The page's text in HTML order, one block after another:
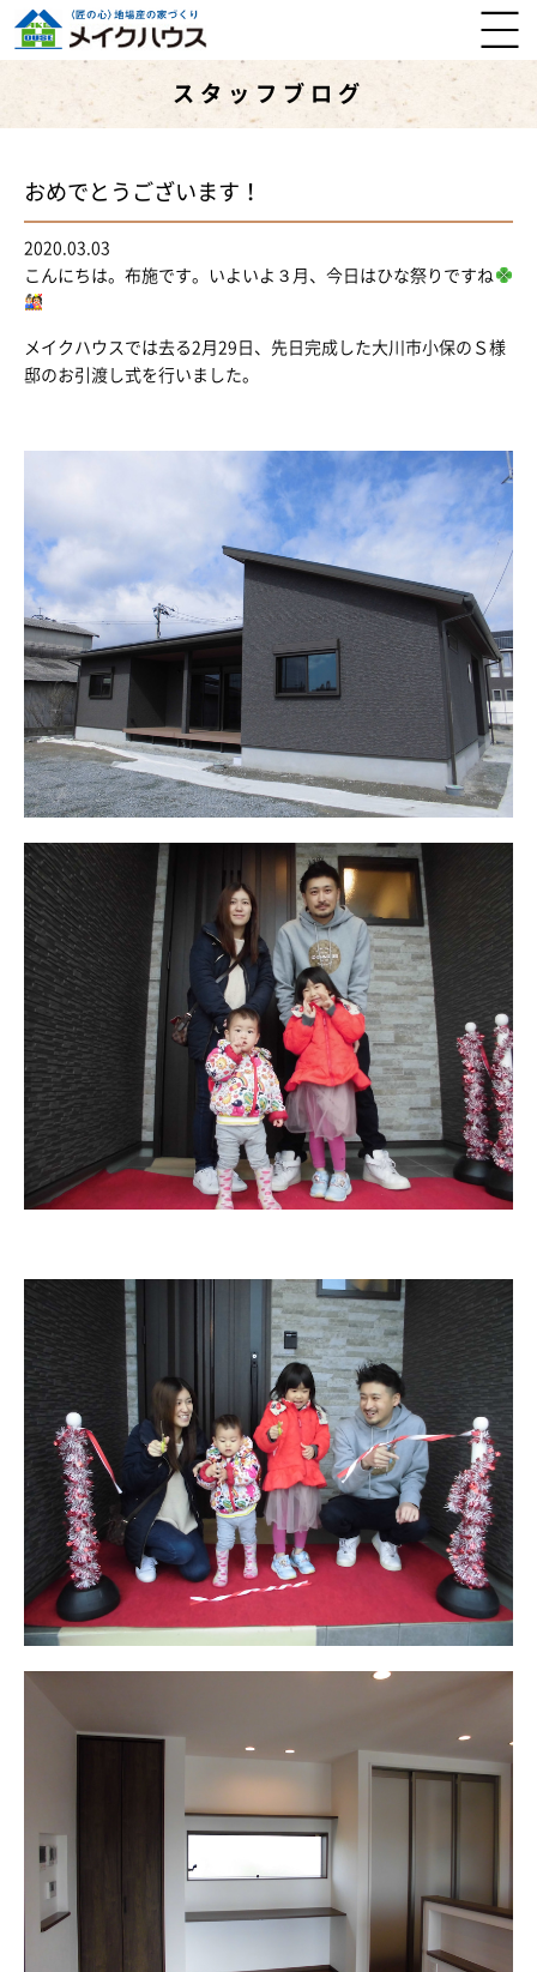
スタッフブログ
おめでとうございます！
2020.03.03
こんにちは。布施です。いよいよ３月、今日はひな祭りですね
メイクハウスでは去る2月29日、先日完成した大川市小保のＳ様
邸のお引渡し式を行いました。